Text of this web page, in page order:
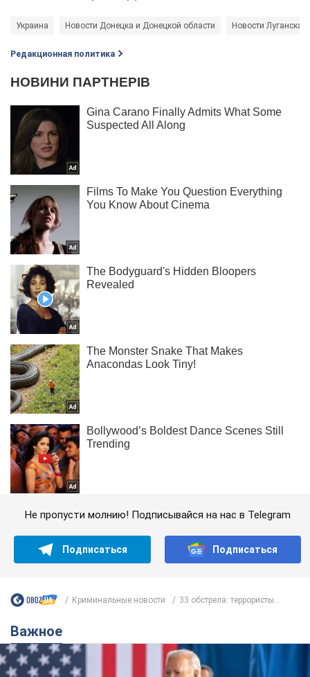
Украина Новости Донецка и Донецкой области Новости Луганска
Редакционная политика
Не пропусти молнию! Подписывайся на нас в Telegram
Подписаться Подписаться
Криминальные новости 33 обстрела: террористы...
Важное